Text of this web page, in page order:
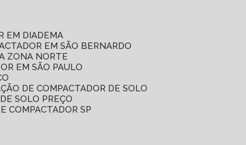
EM DIADEMA
EM SÃO BERNARDO
ZONA NORTE
EM SÃO PAULO
DE COMPACTADOR DE SOLO
SOLO PREÇO
COMPACTADOR SP